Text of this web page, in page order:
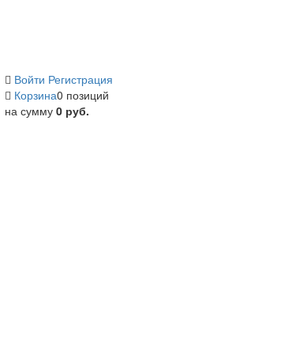
Войти Регистрация
Корзина0 позиций
на сумму 0 руб.